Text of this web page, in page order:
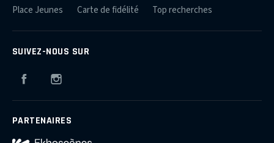
Place Jeunes
Carte de fidélité Top recherches
SUIVEZ-NOUS SUR
Facebook
PARTENAIRES